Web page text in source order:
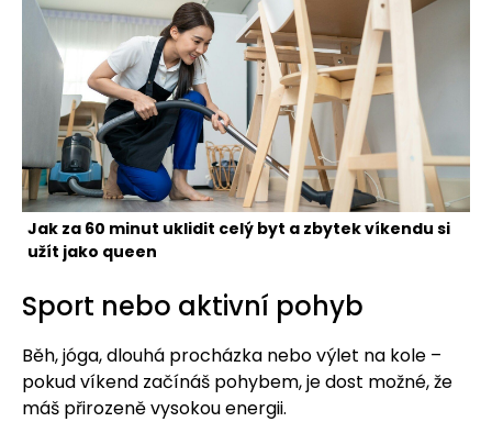
Jak za 60 minut uklidit celý byt a zbytek víkendu si
užít jako queen
Sport nebo aktivní pohyb
Běh, jóga, dlouhá procházka nebo výlet na kole –
pokud víkend začínáš pohybem, je dost možné, že
máš přirozeně vysokou energii.